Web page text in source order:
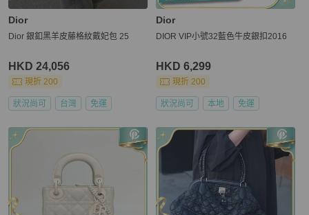
Dior
Dior 銀釦黑羊皮藤格紋戴妃包 25
HKD 24,056
現折 200
狀況尚可 台灣 免運
Dior
DIOR VIP小號32藍色牛皮銀扣2016
HKD 6,299
現折 200
狀況尚可 本地 免運